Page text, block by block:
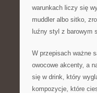
warunkach liczy się
muddler albo sitko,
luźny styl z barowym
W przepisach ważne
owocowe akcenty, a
się w drink, który
kompozycje, które